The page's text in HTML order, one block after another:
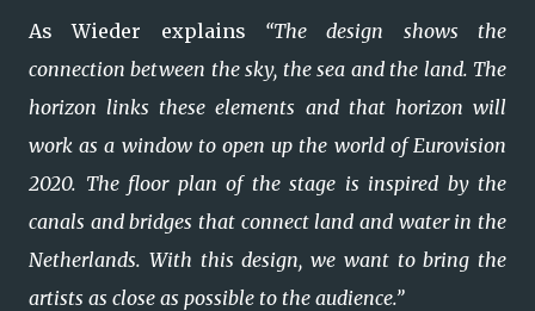
As Wieder explains “The design shows the
connection between the sky, the sea and the land. The
horizon links these elements and that horizon will
work as a window to open up the world of Eurovision
2020. The floor plan of the stage is inspired by the
canals and bridges that connect land and water in the
Netherlands. With this design, we want to bring the
artists as close as possible to the audience.”